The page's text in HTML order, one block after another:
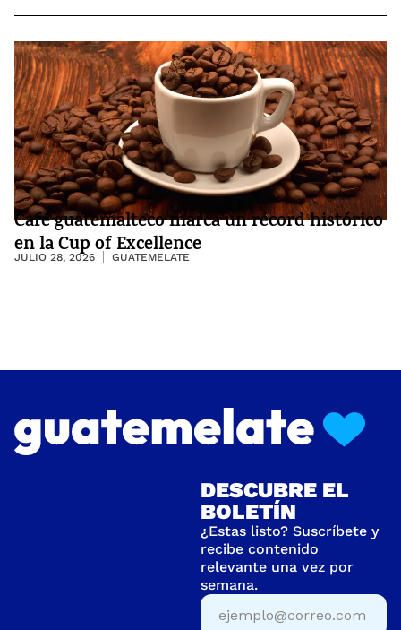
Café guatemalteco marca un récord histórico
en la Cup of Excellence
JULIO 28, 2026 GUATEMELATE
DESCUBRE EL
BOLETÍN
¿Estas listo? Suscríbete y
recibe contenido
relevante una vez por
semana.